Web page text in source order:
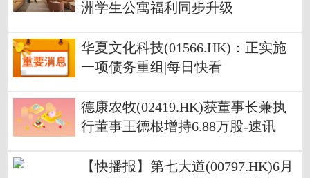
洲学生公寓福利同步升级
华夏文化科技(01566.HK)：正实施
一项债务重组|每日快看
德康农牧(02419.HK)获董事长兼执
行董事王德根增持6.88万股-速讯
【快播报】第七大道(00797.HK)6月